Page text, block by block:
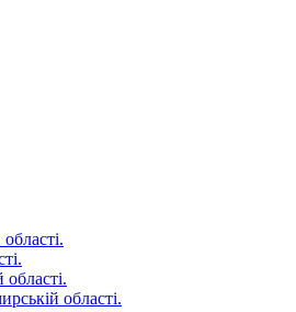
області.